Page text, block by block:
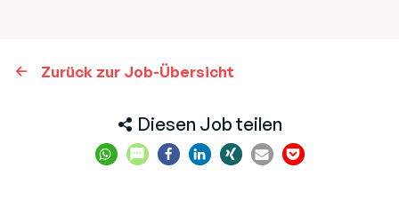
Zurück zur Job-Übersicht
Diesen Job teilen